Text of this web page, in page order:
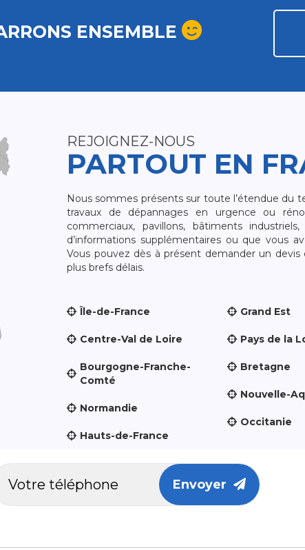
ENSEMBLE
REJOIGNEZ-NOUS
PARTOUT EN
Nous sommes présents sur toute l’étendue du
travaux de dépannages en urgence ou
commerciaux, pavillons, bâtiments
d’informations supplémentaires ou que vous
Vous pouvez dès à présent demander un
plus brefs délais.
Île-de-France
Centre-Val de Loire
Bourgogne-Franche-
Comté
Normandie
Hauts-de-France
Grand Est
Pays de la
Bretagne
Nouvelle-
Occitanie
Envoyer